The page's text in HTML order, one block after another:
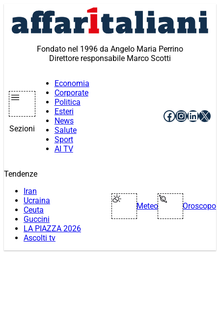
contenuto
Fondato nel 1996 da Angelo Maria Perrino
Direttore responsabile Marco Scotti
Sezioni
Economia
Corporate
Politica
Esteri
News
Salute
Sport
AI TV
Facebook
X
Tendenze
Iran
Ucraina
Ceuta
Guccini
LA PIAZZA 2026
Ascolti tv
Meteo Oroscopo